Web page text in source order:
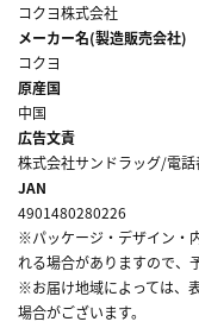
コクヨ株式会社
メーカー名(製造販売会社)
コクヨ
原産国
中国
広告文責
株式会社サンドラッグ/電
JAN
4901480280226
※パッケージ・デザイン・
れる場合がありますので、
※お届け地域によっては、
場合がございます。